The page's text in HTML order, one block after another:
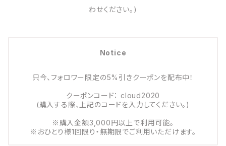
わせください。)
Notice
只今、フォロワー限定の5%引きクーポンを配布中！
クーポンコード： cloud2020
(購入する際、上記のコードを入力してください。)
※購入金額3,000円以上で利用可能。
※おひとり様1回限り・無期限でご利用いただけます。